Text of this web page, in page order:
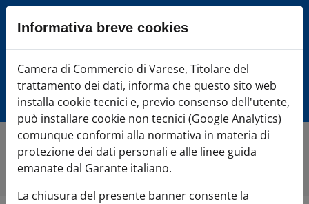
Sezione salto blocchi
Vai alla sezione dedicata alle informazioni correlate
Vai al footer
Camera di Commercio Varese
Home»Comunicazione»Link Utili»Contatta la Camera di
Commercio
Informativa breve cookies
Camera di Commercio di Varese, Titolare del
trattamento dei dati, informa che questo sito web
installa cookie tecnici e, previo consenso dell'utente,
può installare cookie non tecnici (Google Analytics)
comunque conformi alla normativa in materia di
protezione dei dati personali e alle linee guida
emanate dal Garante italiano.
La chiusura del presente banner consente la